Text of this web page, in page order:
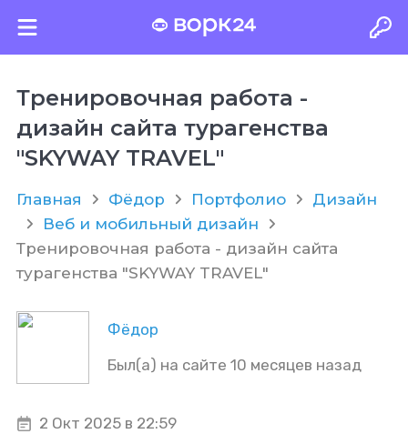
Тренировочная работа -
дизайн сайта турагенства
"SKYWAY TRAVEL"
Главная Фёдор Портфолио
Дизайн
Веб и мобильный дизайн
Тренировочная работа - дизайн сайта
турагенства "SKYWAY TRAVEL"
Фёдор
Был(а) на сайте 10 месяцев назад
2 Окт 2025 в 22:59